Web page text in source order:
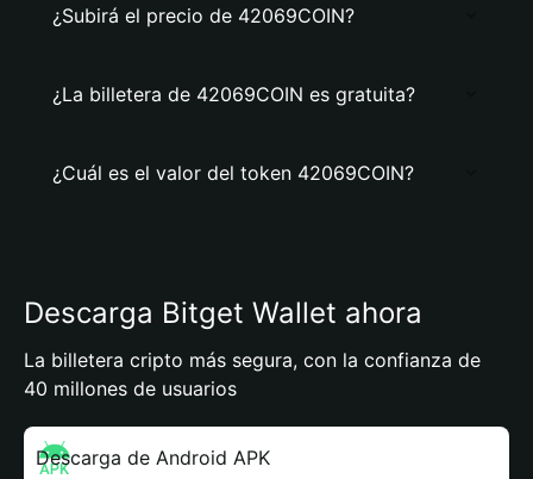
¿Subirá el precio de 42069COIN?
¿La billetera de 42069COIN es gratuita?
¿Cuál es el valor del token 42069COIN?
Descarga Bitget Wallet ahora
La billetera cripto más segura, con la confianza de
40 millones de usuarios
Descarga de Android APK